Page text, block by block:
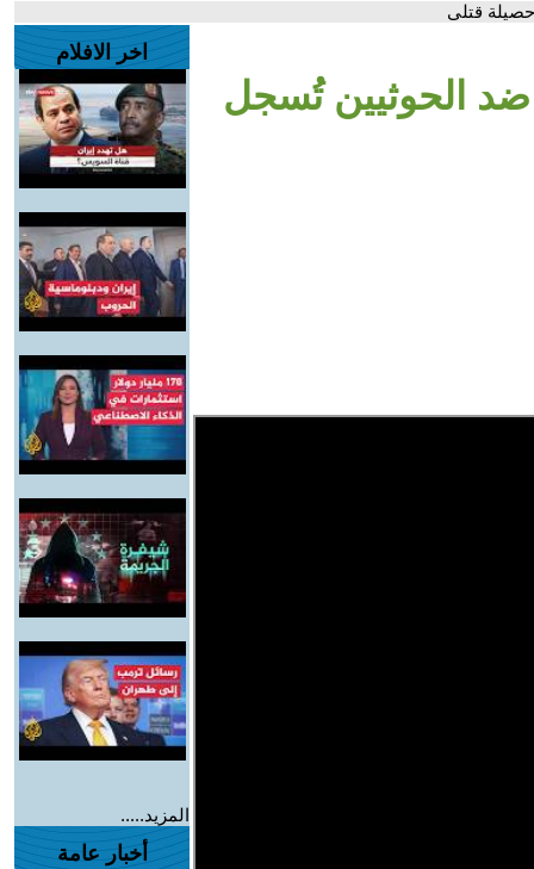
قتلى
الحوثيين تُسجل
اخر الافلام
المزيد.....
أخبار عامة